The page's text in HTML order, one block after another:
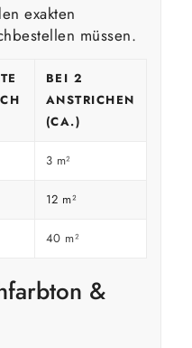
exakten
müssen.
BEI 2
ANSTRICHEN
(CA.)
3 m²
12 m²
40 m²
&